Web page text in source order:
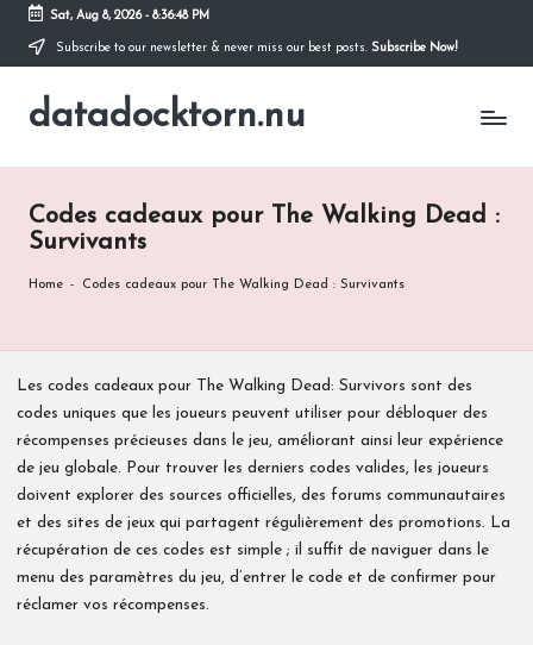
Skip
content
Sat, Aug 8, 2026- 8:36:49 PM
Subscribe to our newsletter & never miss our best posts. Subscribe Now!
datadocktorn.nu
Codes cadeaux pour The Walking Dead :
Survivants
Home - Codes cadeaux pour The Walking Dead : Survivants
Les codes cadeaux pour The Walking Dead: Survivors sont des
codes uniques que les joueurs peuvent utiliser pour débloquer des
récompenses précieuses dans le jeu, améliorant ainsi leur expérience
de jeu globale. Pour trouver les derniers codes valides, les joueurs
doivent explorer des sources officielles, des forums communautaires
et des sites de jeux qui partagent régulièrement des promotions. La
récupération de ces codes est simple ; il suffit de naviguer dans le
menu des paramètres du jeu, d’entrer le code et de confirmer pour
réclamer vos récompenses.